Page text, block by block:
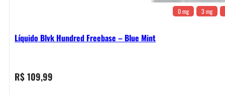
0 mg 3 mg
Líquido Blvk Hundred Freebase – Blue Mint
R$109,99